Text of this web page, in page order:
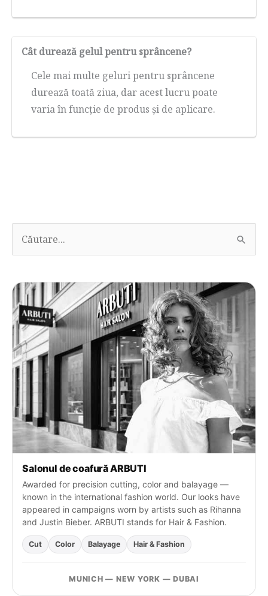
Cât durează gelul pentru sprâncene?
Cele mai multe geluri pentru sprâncene
durează toată ziua, dar acest lucru poate
varia în funcție de produs și de aplicare.
a
ț
i
Salonul de coafură ARBUTI
Awarded for precision cutting, color and balayage —
known in the international fashion world. Our looks have
appeared in campaigns worn by artists such as Rihanna
and Justin Bieber. ARBUTI stands for Hair & Fashion.
Cut Color Balayage Hair & Fashion
MUNICH — NEW YORK — DUBAI